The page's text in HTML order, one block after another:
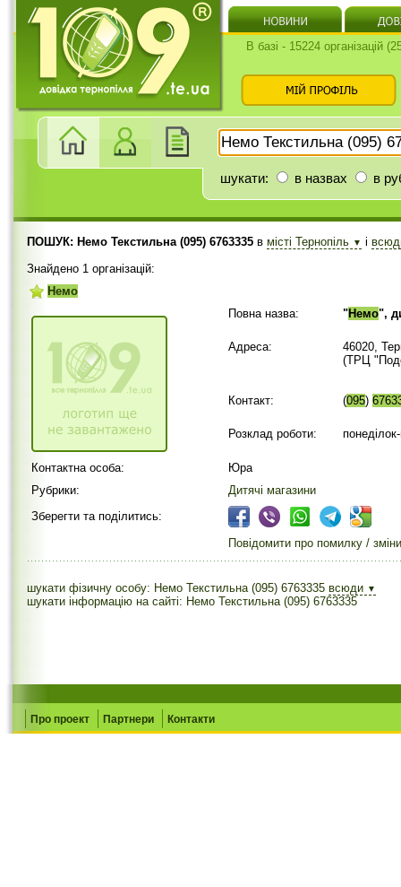
В базі - 15224 організацій
шукати: в назвах в
ПОШУК: Немо Текстильна (095) 6763335 в місті Тернопіль ▼ і
Знайдено 1 організацій:
Немо
Повна назва:
"Немо",
Адреса:
46020,
(ТРЦ
Контакт: (095)
Розклад роботи:
Контактна особа:
Юра
Рубрики:
Дитячі магазини
Зберегти та поділитись:
Повідомити про помилку / зміни
шукати фізичну особу: Немо Текстильна (095) 6763335 всюди ▼
шукати інформацію на сайті: Немо Текстильна (095) 6763335
Про проект Партнери Контакти